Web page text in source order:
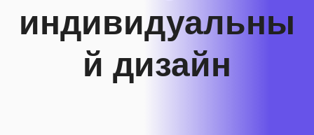
индивидуальны
й дизайн